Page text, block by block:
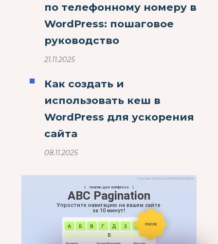
по телефонному номеру в
WordPress: пошаговое
руководство
21.11.2025
Как создать и
использовать кеш в
WordPress для ускорения
сайта
08.11.2025